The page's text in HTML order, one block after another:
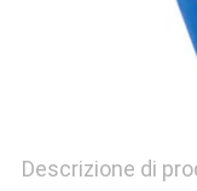
Descrizione di